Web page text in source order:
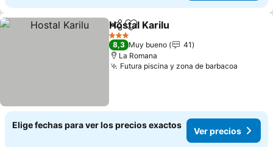
CompartirAgregar a favoritos
Hostal Karilu
3 Estrellas
8,3 Muy bueno
41
La Romana
Futura piscina y zona de barbacoa
Elige fechas para ver los precios exactos
Ver precios